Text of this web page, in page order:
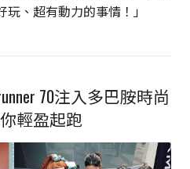
、超有動力的事情！」
70注入多巴胺時尚
輕盈起跑